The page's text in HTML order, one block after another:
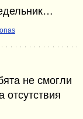
не смогли
отсутствия